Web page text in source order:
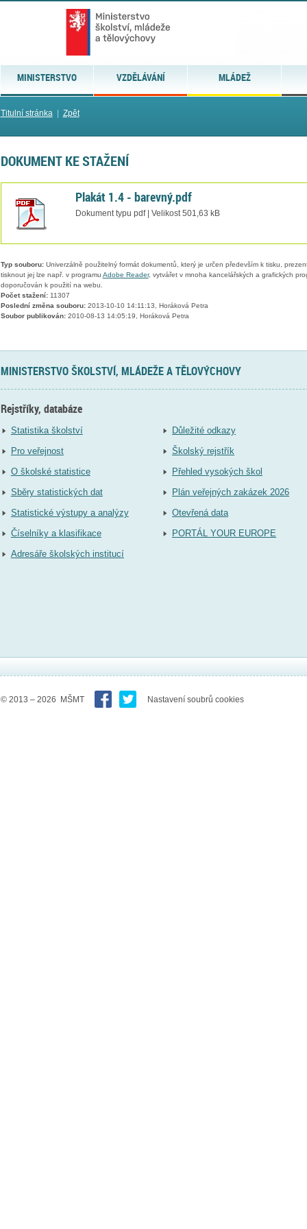
MINISTERSTVO VZDĚLÁVÁNÍ MLÁDEŽ
Titulní stránka| Zpět
DOKUMENT KE STAŽENÍ
Plakát 1.4 - barevný.pdf
Dokument typu pdf | Velikost 501,63 kB
Typ souboru:Univerzálně použitelný formát dokumentů, který je určen především k tisku,
tisknout jej lze např. v programu Adobe Reader, vytvářet v mnoha kancelářských a grafických
doporučován k použití na webu.
Počet stažení:11307
Poslední změna souboru:2013-10-10 14:11:13, Horáková Petra
Soubor publikován:2010-08-13 14:05:19, Horáková Petra
MINISTERSTVO ŠKOLSTVÍ, MLÁDEŽE A TĚLOVÝCHOVY
Rejstříky, databáze
Statistika školství
Pro veřejnost
O školské statistice
Sběry statistických dat
Statistické výstupy a analýzy
Číselníky a klasifikace
Adresáře školských institucí
Důležité odkazy
Školský rejstřík
Přehled vysokých škol
Plán veřejných zakázek 2026
Otevřená data
PORTÁL YOUR EUROPE
© 2013 – 2026 MŠMT Nastavení soubrů cookies